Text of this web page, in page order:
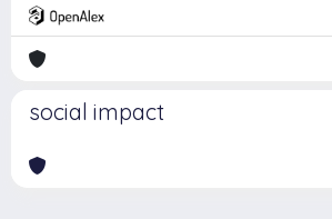
social impact